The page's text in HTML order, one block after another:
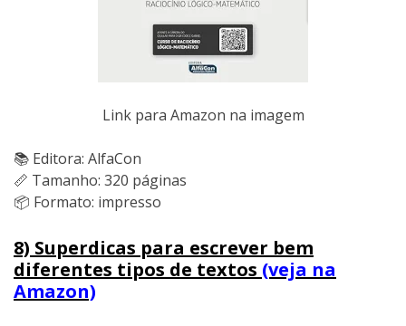
Link para Amazon na imagem
📚 Editora: AlfaCon
📏 Tamanho: 320 páginas
📦 Formato: impresso
8) Superdicas para escrever bem
diferentes tipos de textos (veja na
Amazon)